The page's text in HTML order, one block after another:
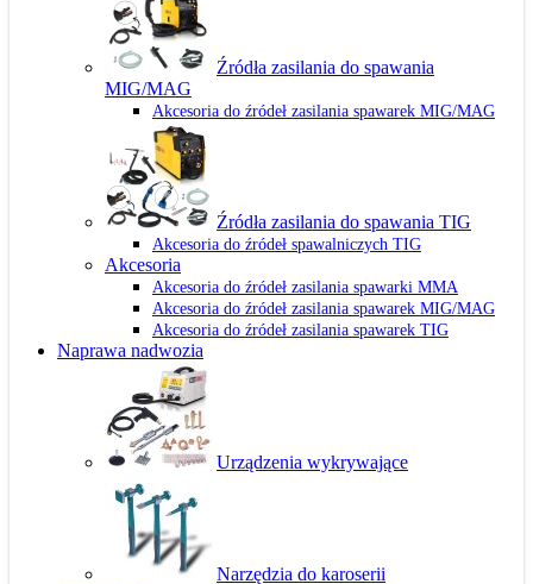
Źródła zasilania do spawania
MIG/MAG
Akcesoria do źródeł zasilania spawarek MIG/MAG
Źródła zasilania do spawania TIG
Akcesoria do źródeł spawalniczych TIG
Akcesoria
Akcesoria do źródeł zasilania spawarki MMA
Akcesoria do źródeł zasilania spawarek MIG/MAG
Akcesoria do źródeł zasilania spawarek TIG
Naprawa nadwozia
Urządzenia wykrywające
Narzędzia do karoserii